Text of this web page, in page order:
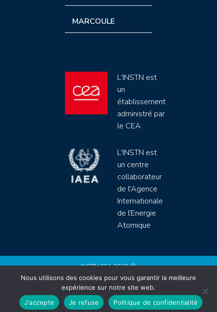
MARCOULE
L'INSTN est
un
établissement
administré par
le CEA
L'INSTN est
un centre
collaborateur
de l'Agence
Internationale
de l'Energie
Atomique
INSTN CEA 2020 ©
Politique de protection de données (rgpd)
Règlement intérieur
Mentions légales
Site by Youdemus
Nous utilisons des cookies pour vous garantir la meilleure
expérience sur notre site web.
J'accepte
Je refuse Politique de confidentialité